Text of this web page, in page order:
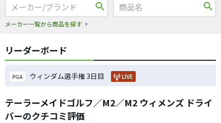
search
メーカー一覧から商品を探す
search
リーダーボード
PGA ウィンダム選手権 3日目 LIVE
テーラーメイドゴルフ／M2／M2 ウィメンズ ドライ
バーのクチコミ評価